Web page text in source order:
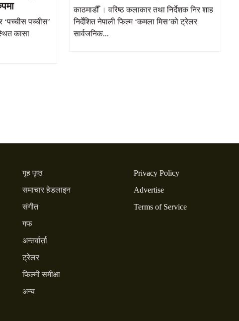
पच्चीस’
कासा
काठमाडौँ । वरिष्ठ कलाकार तथा निर्देशक निर शाह
निर्देशित नेपाली फिल्म ‘कमला मिस’को ट्रेलर
सार्वजनिक...
गृह पृष्ठ
समाचार हेडलाइन
संगीत
गफ
अन्तर्वार्ता
ट्रेलर
फिल्मी समीक्षा
अन्य
Privacy Policy
Advertise
Terms of Service